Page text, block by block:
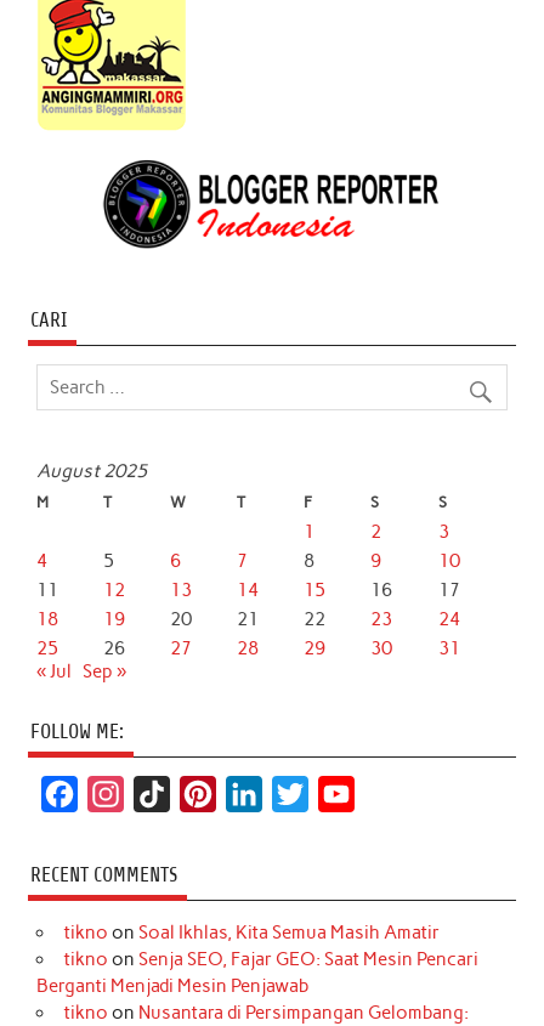
CARI
August 2025
M T W T F S S
1 2
3
4
5 6 7 8 9
10
11
12 13 14 15 16
17
18
19 20 21 22 23
24
25
26 27 28 29 30
31
« Jul Sep »
FOLLOW ME:
c
e
b
o
s
t
a
r
k
T
o
k
t
e
r
e
k
e
d
I
t
t
r
T
u
e
RECENT COMMENTS
tikno on Soal Ikhlas, Kita Semua Masih Amatir
tikno on Senja SEO, Fajar GEO: Saat Mesin Pencari
Berganti Menjadi Mesin Penjawab
tikno on Nusantara di Persimpangan Gelombang: